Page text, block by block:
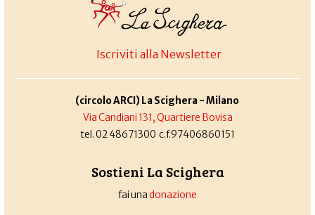
Iscriviti alla Newsletter
(circolo ARCI) La Scighera - Milano
Via Candiani 131, Quartiere Bovisa
tel. 02 48671300 c.f.97406860151
Sostieni La Scighera
fai unadonazione